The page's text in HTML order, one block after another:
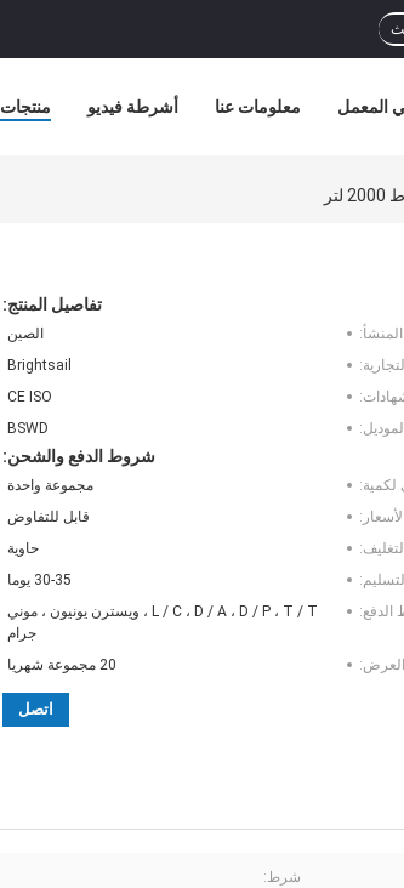
منتجات أشرطة فيديو معلومات عنا المعمل
تفاصيل المنتج:
الصين
Brightsail
CE ISO
BSWD
شروط الدفع والشحن:
لكمية:
مجموعة واحدة
الأسعار:
قابل للتفاوض
حاوية
30-35 يوما
L / C ، D / A ، D / P ، T / T ، ويسترن يونيون ، موني
جرام
العرض:
20 مجموعة شهريا
اتصل
شرط: